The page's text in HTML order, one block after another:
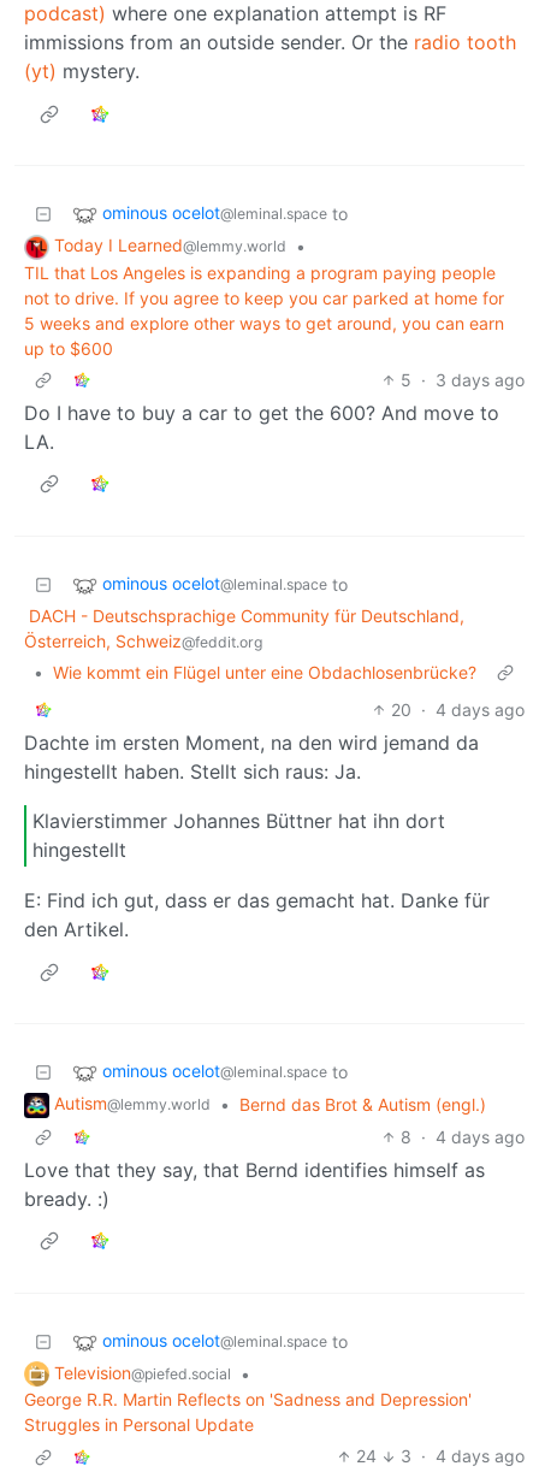
podcast) where one explanation attempt is RF
immissions from an outside sender. Or the radio tooth
(yt) mystery.
ominous ocelot@leminal.space to
Today I Learned@lemmy.world
•
TIL that Los Angeles is expanding a program paying people
not to drive. If you agree to keep you car parked at home for
5 weeks and explore other ways to get around, you can earn
up to $600
5 · 3 days ago
Do I have to buy a car to get the 600? And move to
LA.
ominous ocelot@leminal.space to
DACH - Deutschsprachige Community für Deutschland,
Österreich, Schweiz@feddit.org
• Wie kommt ein Flügel unter eine Obdachlosenbrücke?
20 · 4 days ago
Dachte im ersten Moment, na den wird jemand da
hingestellt haben. Stellt sich raus: Ja.
Klavierstimmer Johannes Büttner hat ihn dort
hingestellt
E: Find ich gut, dass er das gemacht hat. Danke für
den Artikel.
ominous ocelot@leminal.space to
Autism@lemmy.world •
Bernd das Brot & Autism (engl.)
8 · 4 days ago
Love that they say, that Bernd identifies himself as
bready. :)
ominous ocelot@leminal.space to
Television@piefed.social
•
George R.R. Martin Reflects on 'Sadness and Depression'
Struggles in Personal Update
24
3 · 4 days ago